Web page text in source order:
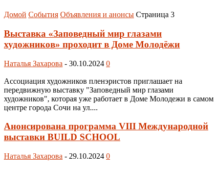
Домой События Объявления и анонсы Страница 3
Выставка «Заповедный мир глазами
художников» проходит в Доме Молодёжи
Наталья Захарова - 30.10.2024 0
Ассоциация художников пленэристов приглашает на
передвижную выставку "Заповедный мир глазами
художников", которая уже работает в Доме Молодежи в самом
центре города Сочи на ул....
Анонсирована программа VIII Международной
выставки BUILD SCHOOL
Наталья Захарова - 29.10.2024 0